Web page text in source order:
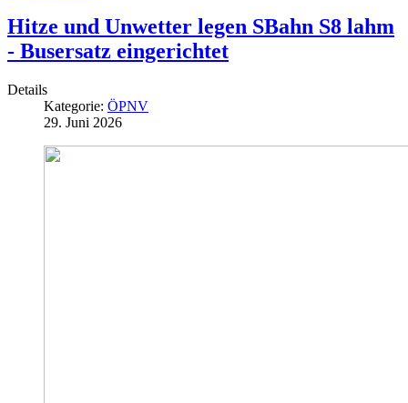
Hitze und Unwetter legen SBahn S8 lahm
- Busersatz eingerichtet
Details
Kategorie: ÖPNV
29. Juni 2026